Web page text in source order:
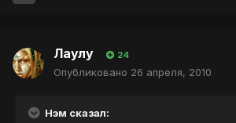
Лаулу 24
Опубликовано 26 апреля, 2010
Нэм сказал: